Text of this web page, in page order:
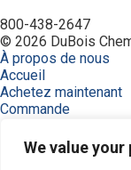
We value your
800-438-2647
© 2026 DuBois
À propos de nous
Accueil
Achetez maintenant
Commande
Équipement